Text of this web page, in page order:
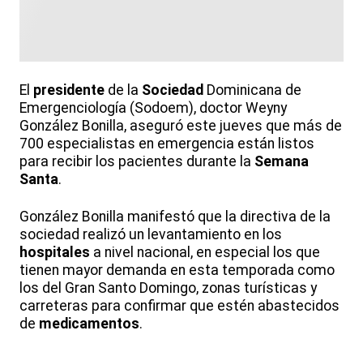
El presidente de la Sociedad Dominicana de
Emergenciología (Sodoem), doctor Weyny
González Bonilla, aseguró este jueves que más de
700 especialistas en emergencia están listos
para recibir los pacientes durante la Semana
Santa.
González Bonilla manifestó que la directiva de la
sociedad realizó un levantamiento en los
hospitales a nivel nacional, en especial los que
tienen mayor demanda en esta temporada como
los del Gran Santo Domingo, zonas turísticas y
carreteras para confirmar que estén abastecidos
de medicamentos.